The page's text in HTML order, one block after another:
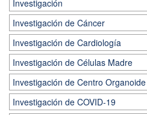
Investigación
Investigación de Cáncer
Investigación de Cardiología
Investigación de Células Madre
Investigación de Centro Organoide
Investigación de COVID-19